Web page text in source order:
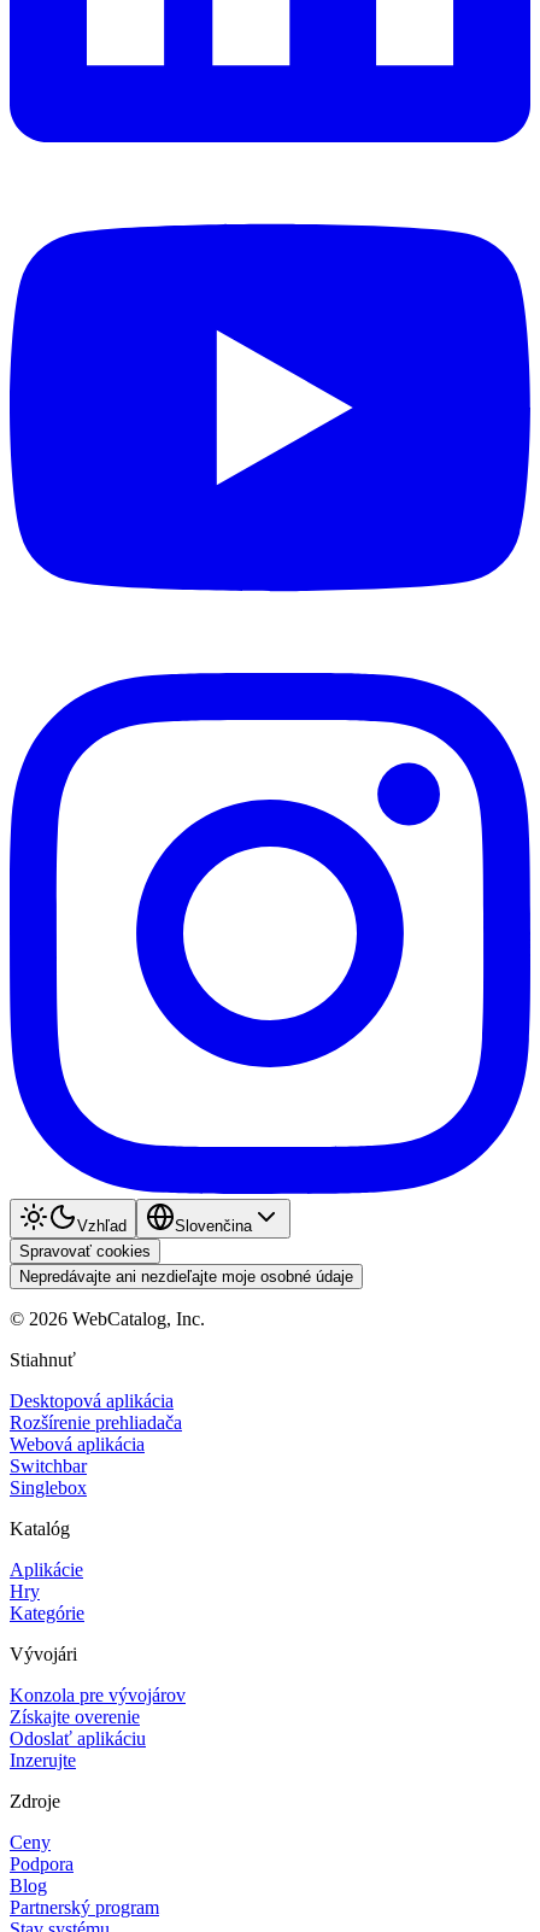
Vzhľad
Slovenčina
Spravovať cookies
Nepredávajte ani nezdieľajte moje osobné údaje
© 2026 WebCatalog, Inc.
Stiahnuť
Desktopová aplikácia
Rozšírenie prehliadača
Webová aplikácia
Switchbar
Singlebox
Katalóg
Aplikácie
Hry
Kategórie
Vývojári
Konzola pre vývojárov
Získajte overenie
Odoslať aplikáciu
Inzerujte
Zdroje
Ceny
Podpora
Blog
Partnerský program